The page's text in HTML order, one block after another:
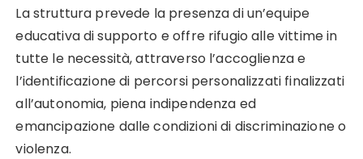
La struttura prevede la presenza di un’equipe
educativa di supporto e offre rifugio alle vittime in
tutte le necessità, attraverso l’accoglienza e
l’identificazione di percorsi personalizzati finalizzati
all’autonomia, piena indipendenza ed
emancipazione dalle condizioni di discriminazione o
violenza.